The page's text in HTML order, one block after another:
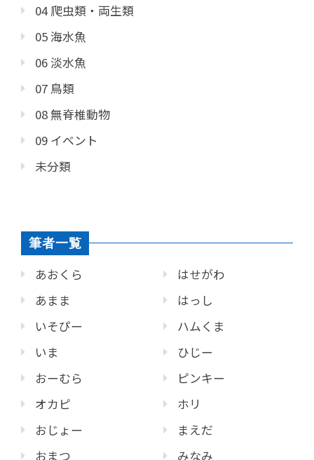
04 爬虫類・両生類
05 海水魚
06 淡水魚
07 鳥類
08 無脊椎動物
09 イベント
未分類
筆者一覧
あおくら
あまま
いそぴー
いま
おーむら
オカピ
おじょー
おまつ
はせがわ
はっし
ハムくま
ひじー
ピンキー
ホリ
まえだ
みなみ